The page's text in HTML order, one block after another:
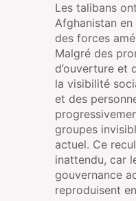
Les talibans
Afghanistan
des forces
Malgré des
d’ouverture et
la visibilité
et des
groupes
actuel. Ce
inattendu, car
gouvernance
reproduisent